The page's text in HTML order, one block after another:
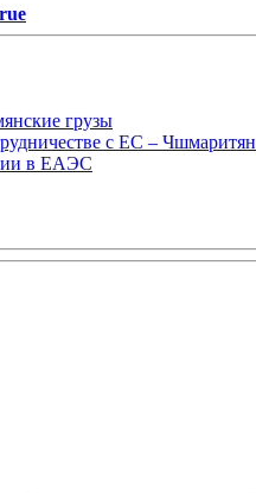
грузы
с ЕС – Чшмаритян
в ЕАЭС